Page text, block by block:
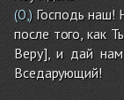
(О,)Господь наш!
после того, как
Веру], и дай
Вседарующий!